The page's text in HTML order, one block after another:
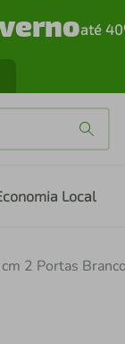
até
Local